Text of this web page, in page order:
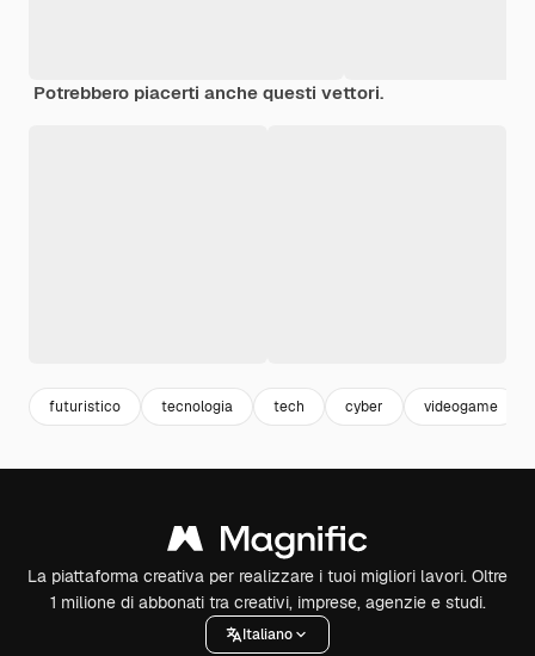
Potrebbero piacerti anche questi vettori.
futuristico tecnologia tech cyber videogame
La piattaforma creativa per realizzare i tuoi migliori lavori. Oltre
1 milione di abbonati tra creativi, imprese, agenzie e studi.
Italiano